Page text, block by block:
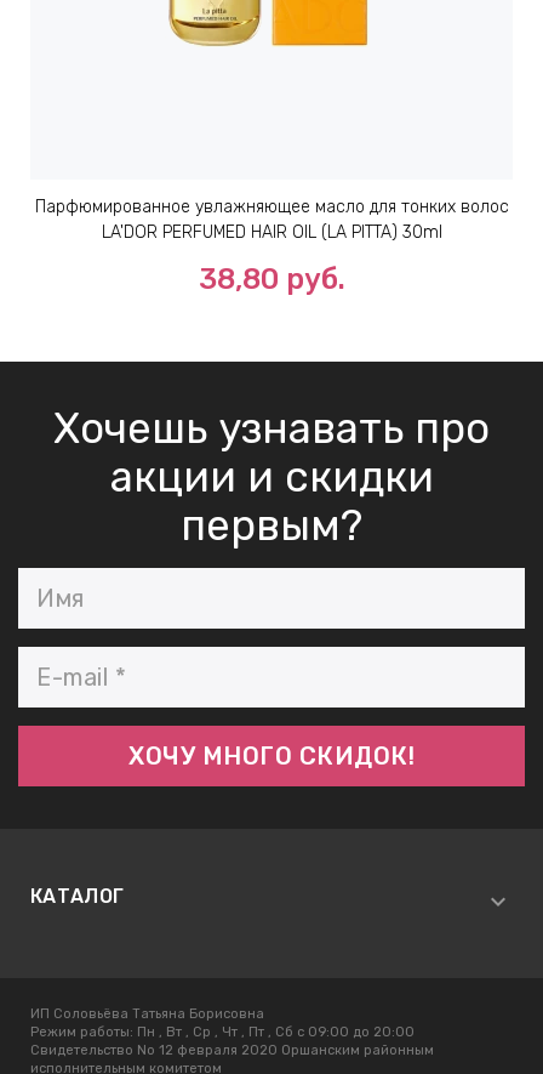
Парфюмированное увлажняющее масло для тонких волос
LA'DOR PERFUMED HAIR OIL (LA PITTA) 30ml
38,80 руб.
Хочешь узнавать про
акции и скидки
первым?
КАТАЛОГ
ИП Соловьёва Татьяна Борисовна
Режим работы: Пн , Вт , Ср , Чт , Пт , Сб c 09:00 до 20:00
Свидетельство No 12 февраля 2020 Оршанским районным
исполнительным комитетом